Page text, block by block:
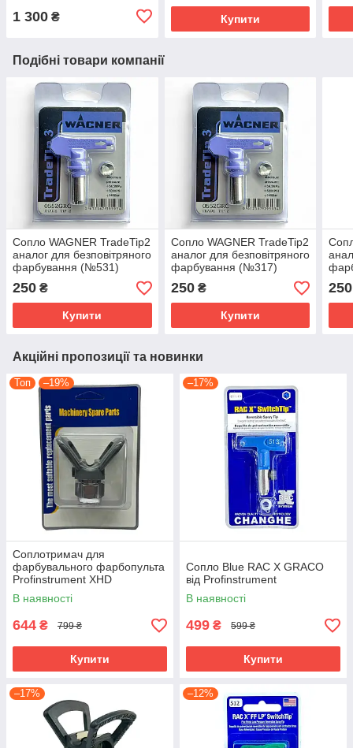
1 300 ₴ Купити
Подібні товари компанії
Сопло WAGNER TradeTip2
аналог для безповітряного
фарбування (№531)
250 ₴
Купити
Сопло WAGNER TradeTip2
аналог для безповітряного
фарбування (№317)
250₴
Купити
250
Акційні пропозиції та новинки
Топ –19%
Соплотримач для
фарбувального фарбопульта
Profinstrument XHD
В наявності
644 ₴ 799 ₴
Купити
–17%
Сопло Blue RAC X GRACO
від Profinstrument
В наявності
499 ₴ 599 ₴
Купити
–17% –12%